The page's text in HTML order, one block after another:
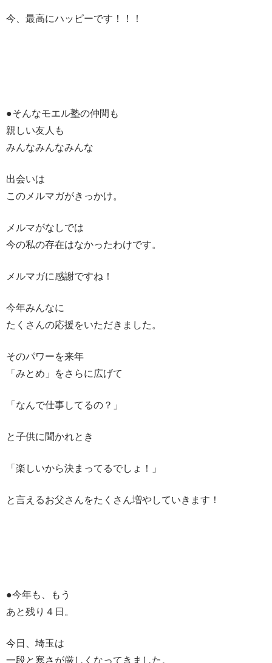
今、最高にハッピーです！！！
●そんなモエル塾の仲間も
親しい友人も
みんなみんなみんな
出会いは
このメルマガがきっかけ。
メルマがなしでは
今の私の存在はなかったわけです。
メルマガに感謝ですね！
今年みんなに
たくさんの応援をいただきました。
そのパワーを来年
「みとめ」をさらに広げて
「なんで仕事してるの？」
と子供に聞かれとき
「楽しいから決まってるでしょ！」
と言えるお父さんをたくさん増やしていきます！
●今年も、もう
あと残り４日。
今日、埼玉は
一段と寒さが厳しくなってきました。